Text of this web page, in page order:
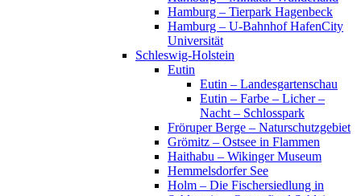
Hamburg – Tierpark Hagenbeck
Hamburg – U-Bahnhof HafenCity
Universität
Schleswig-Holstein
Eutin
Eutin – Landesgartenschau
Eutin – Farbe – Licher –
Nacht – Schlosspark
Fröruper Berge – Naturschutzgebiet
Grömitz – Ostsee in Flammen
Haithabu – Wikinger Museum
Hemmelsdorfer See
Holm – Die Fischersiedlung in